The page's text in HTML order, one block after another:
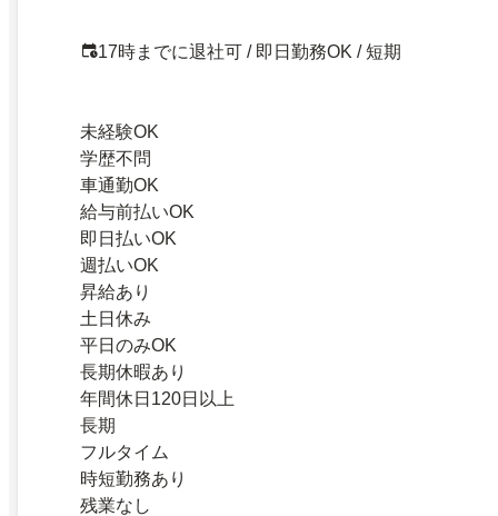
17時までに退社可 / 即日勤務OK / 短期
未経験OK
学歴不問
車通勤OK
給与前払いOK
即日払いOK
週払いOK
昇給あり
土日休み
平日のみOK
長期休暇あり
年間休日120日以上
長期
フルタイム
時短勤務あり
残業なし